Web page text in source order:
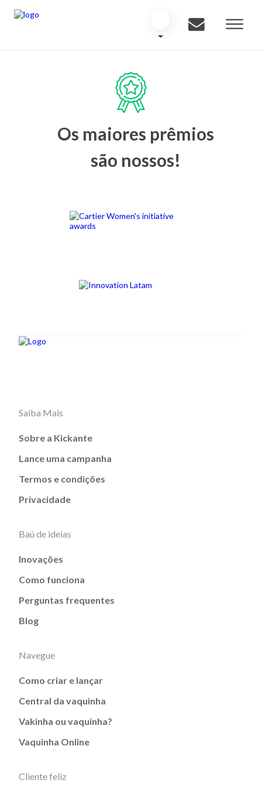
Os maiores prêmios
são nossos!
Saiba Mais
Sobre a Kickante
Lance uma campanha
Termos e condições
Privacidade
Baú de ideias
Inovações
Como funciona
Perguntas frequentes
Blog
Navegue
Como criar e lançar
Central da vaquinha
Vakinha ou vaquinha?
Vaquinha Online
Cliente feliz